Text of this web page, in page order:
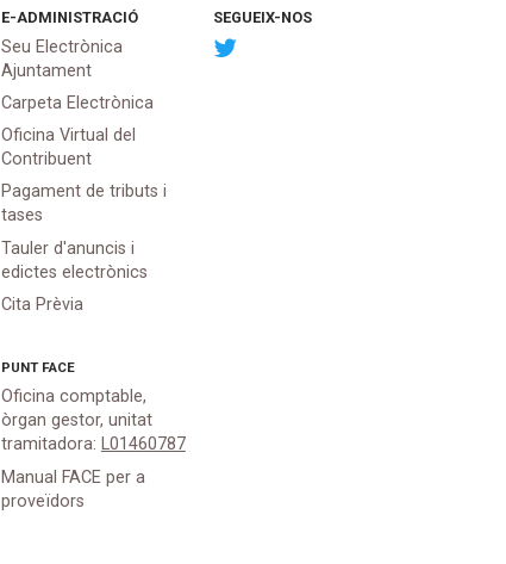
E-ADMINISTRACIÓ
Seu Electrònica
Ajuntament
Carpeta Electrònica
Oficina Virtual del
Contribuent
Pagament de tributs i
tases
Tauler d'anuncis i
edictes electrònics
Cita Prèvia
PUNT FACE
Oficina comptable,
òrgan gestor, unitat
tramitadora: L01460787
Manual FACE per a
proveïdors
SEGUEIX-NOS